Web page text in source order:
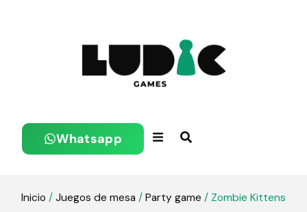
Whatsapp
Inicio /Juegos de mesa /Party game / Zombie Kittens